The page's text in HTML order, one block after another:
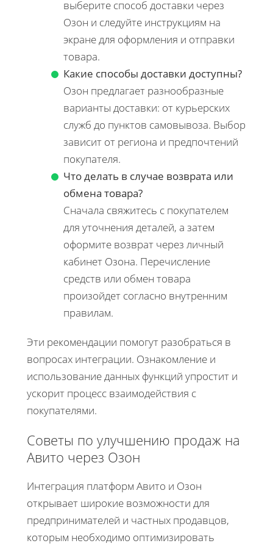
выберите способ доставки через
Озон и следуйте инструкциям на
экране для оформления и отправки
товара.
Какие способы доставки доступны?
Озон предлагает разнообразные
варианты доставки: от курьерских
служб до пунктов самовывоза. Выбор
зависит от региона и предпочтений
покупателя.
Что делать в случае возврата или
обмена товара?
Сначала свяжитесь с покупателем
для уточнения деталей, а затем
оформите возврат через личный
кабинет Озона. Перечисление
средств или обмен товара
произойдет согласно внутренним
правилам.
Эти рекомендации помогут разобраться в
вопросах интеграции. Ознакомление и
использование данных функций упростит и
ускорит процесс взаимодействия с
покупателями.
Советы по улучшению продаж на
Авито через Озон
Интеграция платформ Авито и Озон
открывает широкие возможности для
предпринимателей и частных продавцов,
которым необходимо оптимизировать